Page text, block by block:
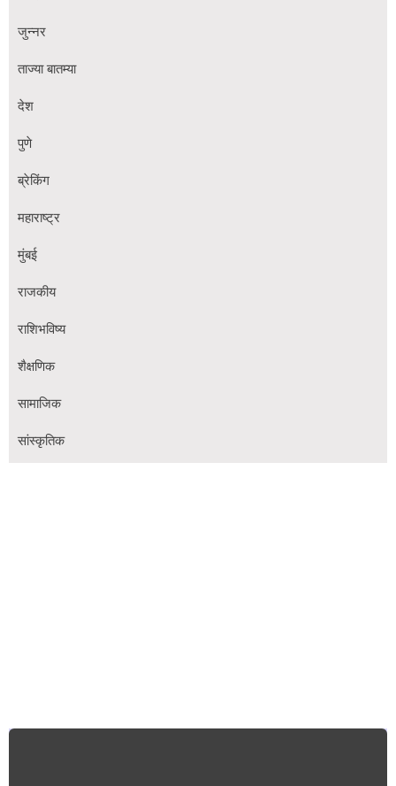
जुन्नर
ताज्या बातम्या
देश
पुणे
ब्रेकिंग
महाराष्ट्र
मुंबई
राजकीय
राशिभविष्य
शैक्षणिक
सामाजिक
सांस्कृतिक